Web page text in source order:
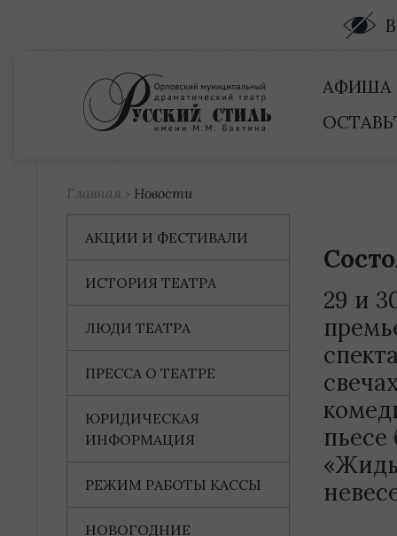
АФИША
Главная › Новости
29 и
пьесе
АКЦИИ И ФЕСТИВАЛИ
ИСТОРИЯ ТЕАТРА
ЛЮДИ ТЕАТРА
ПРЕССА О ТЕАТРЕ
ЮРИДИЧЕСКАЯ
ИНФОРМАЦИЯ
РЕЖИМ РАБОТЫ КАССЫ
НОВОГОДНИЕ